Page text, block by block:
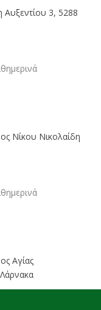
Αυξεντίου 3, 5288
Νίκου Νικολαίδη
Αγίας